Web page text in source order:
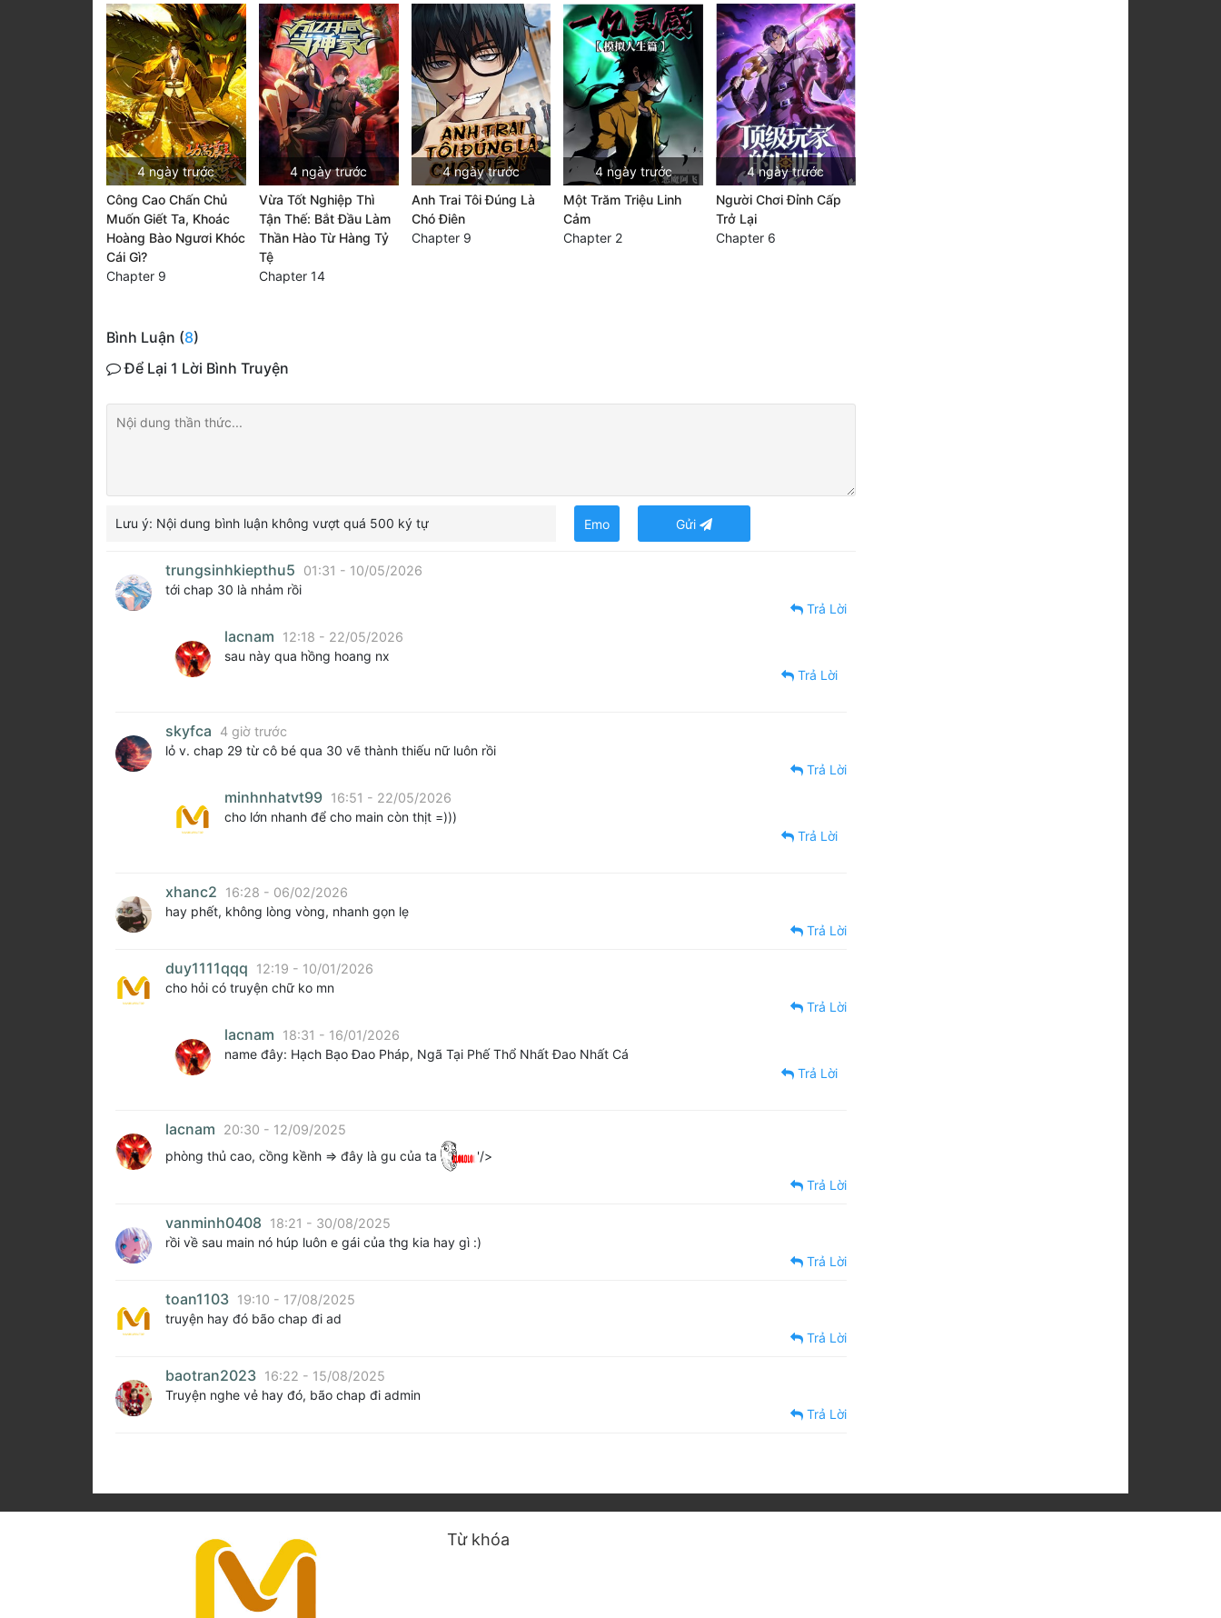
4 ngày trước
Công Cao Chấn Chủ
Muốn Giết Ta, Khoác
Hoàng Bào Ngươi Khóc
Cái Gì?
Chapter 9
4 ngày trước
Vừa Tốt Nghiệp Thì
Tận Thế: Bắt Đầu Làm
Thần Hào Từ Hàng Tỷ
Tệ
Chapter 14
4 ngày trước
Anh Trai Tôi Đúng Là
Chó Điên
Chapter 9
4 ngày trước
Một Trăm Triệu Linh
Cảm
Chapter 2
4 ngày trước
Người Chơi Đỉnh Cấp
Trở Lại
Chapter 6
Bình Luận (8)
Để Lại 1 Lời Bình Truyện
Lưu ý: Nội dung bình luận không vượt quá 500 ký tự Emo Gửi
trungsinhkiepthu5
01:31 - 10/05/2026
tới chap 30 là nhảm rồi
Trả Lời
lacnam
12:18 - 22/05/2026
sau này qua hồng hoang nx
Trả Lời
skyfca
4 giờ trước
lỏ v. chap 29 từ cô bé qua 30 vẽ thành thiếu nữ luôn rồi
Trả Lời
minhnhatvt99 16:51 - 22/05/2026
cho lớn nhanh để cho main còn thịt =)))
Trả Lời
xhanc2
16:28 - 06/02/2026
hay phết, không lòng vòng, nhanh gọn lẹ
Trả Lời
duy1111qqq
12:19 - 10/01/2026
cho hỏi có truyện chữ ko mn
Trả Lời
lacnam
18:31 - 16/01/2026
name đây: Hạch Bạo Đao Pháp, Ngã Tại Phế Thổ Nhất Đao Nhất Cá
Trả Lời
lacnam
20:30 - 12/09/2025
phòng thủ cao, cồng kềnh => đây là gu của ta
'/>
Trả Lời
vanminh0408
18:21 - 30/08/2025
rồi về sau main nó húp luôn e gái của thg kia hay gì :)
Trả Lời
toan1103 19:10 - 17/08/2025
truyện hay đó bão chap đi ad
Trả Lời
baotran2023 16:22 - 15/08/2025
Truyện nghe vẻ hay đó, bão chap đi admin
Trả Lời
Từ khóa